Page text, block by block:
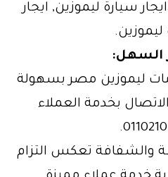
سيارة ليموزين, ايجار
ليموزين.
السهل:
ليموزين مصر بسهولة
بخدمة العملاء
والشفافة تعكس التزام